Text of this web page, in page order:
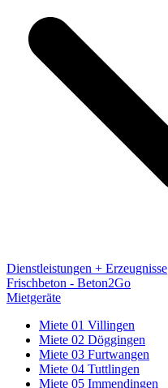
Dienstleistungen + Erzeugnisse
Frischbeton - Beton2Go
Mietgeräte
Miete 01 Villingen
Miete 02 Döggingen
Miete 03 Furtwangen
Miete 04 Tuttlingen
Miete 05 Immendingen